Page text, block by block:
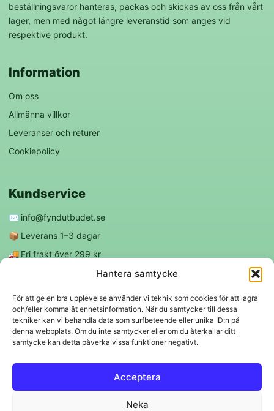
Hantera samtycke
För att ge en bra upplevelse använder vi teknik som cookies för att lagra
och/eller komma åt enhetsinformation. När du samtycker till dessa
tekniker kan vi behandla data som surfbeteende eller unika ID:n på
denna webbplats. Om du inte samtycker eller om du återkallar ditt
samtycke kan detta påverka vissa funktioner negativt.
Acceptera
Neka
beställningsvaror hanteras, packas och skickas av oss från vårt
lager, men med något längre leveranstid som anges vid
respektive produkt.
Information
Om oss
Allmänna villkor
Leveranser och returer
Cookiepolicy
Kundservice
✉️ info@fyndutbudet.se
📦 Leverans 1–3 dagar
🚚 Fri frakt över 299 kr
Följ oss
f ◎